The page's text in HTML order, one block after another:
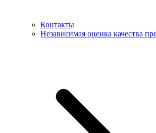
Контакты
Независимая оценка качества